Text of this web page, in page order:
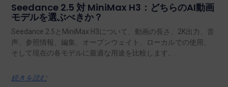
Seedance 2.5 対 MiniMax H3：どちらのAI動画
モデルを選ぶべきか？
Seedance 2.5とMiniMax H3について、動画の長さ、2K出力、音
声、参照情報、編集、オープンウェイト、ローカルでの使用、
そして現在の各モデルに最適な用途を比較します。.
続きを読む